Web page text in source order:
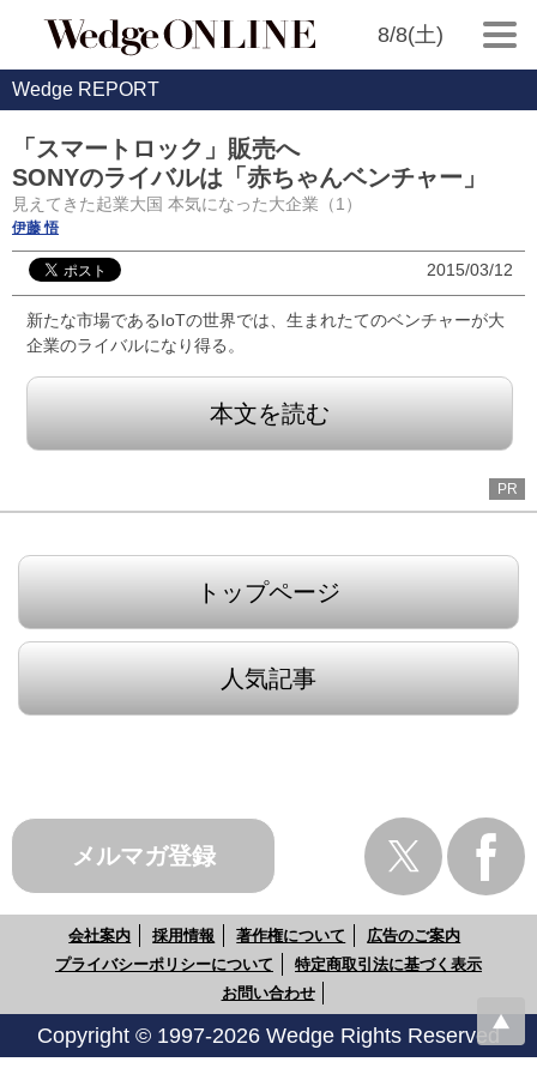
8/8(土)
Wedge REPORT
「スマートロック」販売へ
SONYのライバルは「赤ちゃんベンチャー」
見えてきた起業大国 本気になった大企業（1）
伊藤 悟
2015/03/12
新たな市場であるIoTの世界では、生まれたてのベンチャーが大
企業のライバルになり得る。
本文を読む
PR
トップページ
人気記事
メルマガ登録
会社案内 採用情報 著作権について
広告のご案内
プライバシーポリシーについて
特定商取引法に基づく表示
お問い合わせ
Copyright © 1997-2026 Wedge Rights Reserved